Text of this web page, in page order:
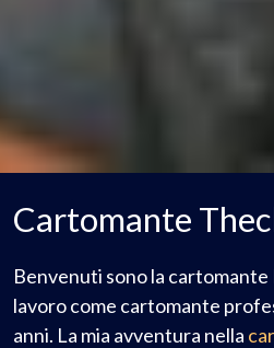
Cartomante
Benvenuti sono la cartomante
lavoro come cartomante
anni. La mia avventura nella